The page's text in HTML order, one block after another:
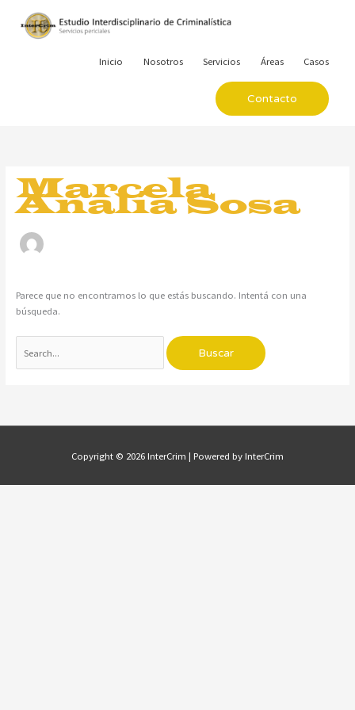
contenido
Inicio
Nosotros Servicios Áreas Casos
Contacto
Marcela
Analía Sosa
Parece que no encontramos lo que estás buscando. Intentá con una
búsqueda.
Copyright © 2026InterCrim | Powered byInterCrim